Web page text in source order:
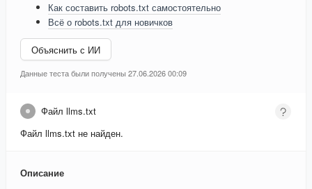
Как составить robots.txt самостоятельно
Всё о robots.txt для новичков
Объяснить с ИИ
Данные теста были получены 27.06.2026 00:09
Файл llms.txt
Файл llms.txt не найден.
Описание